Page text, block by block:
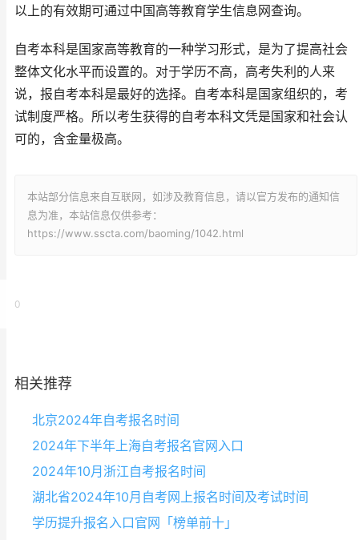
以上的有效期可通过中国高等教育学生信息网查询。
自考本科是国家高等教育的一种学习形式，是为了提高社会
整体文化水平而设置的。对于学历不高，高考失利的人来
说，报自考本科是最好的选择。自考本科是国家组织的，考
试制度严格。所以考生获得的自考本科文凭是国家和社会认
可的，含金量极高。
本站部分信息来自互联网，如涉及教育信息，请以官方发布的通知信
息为准，本站信息仅供参考：
https://www.sscta.com/baoming/1042.html
0
相关推荐
北京2024年自考报名时间
2024年下半年上海自考报名官网入口
2024年10月浙江自考报名时间
湖北省2024年10月自考网上报名时间及考试时间
学历提升报名入口官网「榜单前十」